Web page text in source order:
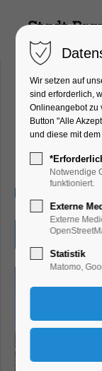
Kirche
Konzert,
Eintritt frei
Wir setzen auf
sind erforderlich,
Onlineangebot zu
Button "Alle
und diese mit
Notwendige
funktioniert.
Externe
Externe
Statistik
Matomo,